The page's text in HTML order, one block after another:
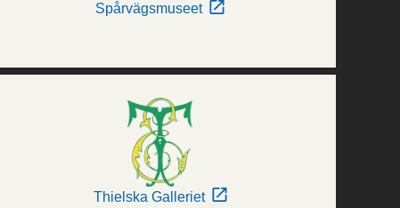
Spårvägsmuseet
Thielska Galleriet